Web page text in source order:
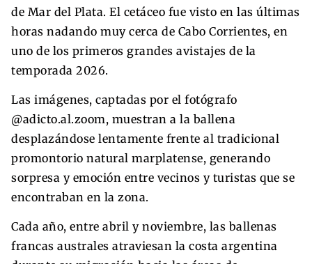
de Mar del Plata. El cetáceo fue visto en las últimas
horas nadando muy cerca de Cabo Corrientes, en
uno de los primeros grandes avistajes de la
temporada 2026.
Las imágenes, captadas por el fotógrafo
@adicto.al.zoom, muestran a la ballena
desplazándose lentamente frente al tradicional
promontorio natural marplatense, generando
sorpresa y emoción entre vecinos y turistas que se
encontraban en la zona.
Cada año, entre abril y noviembre, las ballenas
francas australes atraviesan la costa argentina